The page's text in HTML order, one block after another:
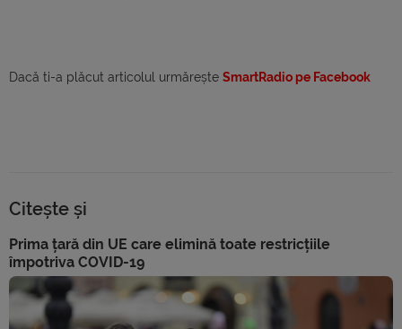
Dacă ti-a plăcut articolul urmărește SmartRadio pe Facebook
Citește și
Prima țară din UE care elimină toate restricțiile
împotriva COVID-19